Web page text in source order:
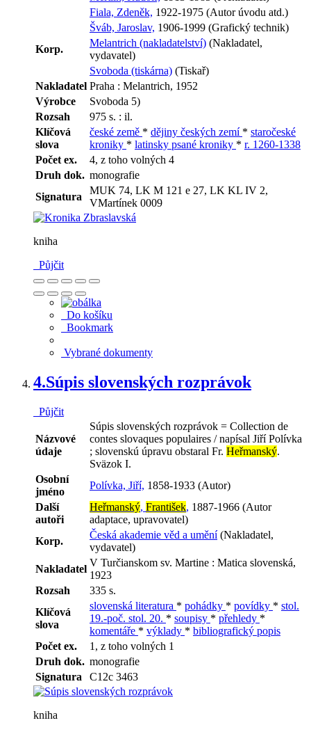
Fiala, Zdeněk, 1922-1975 (Autor úvodu atd.)
Šváb, Jaroslav, 1906-1999 (Grafický technik)
Korp.
Melantrich (nakladatelství) (Nakladatel,
vydavatel)
Svoboda (tiskárna) (Tiskař)
Nakladatel Praha : Melantrich, 1952
Výrobce
Svoboda 5)
Rozsah
975 s. : il.
Klíčová
slova
české země * dějiny českých zemí * staročeské
kroniky * latinsky psané kroniky * r. 1260-1338
Počet ex.
4, z toho volných 4
Druh dok. monografie
Signatura
MUK 74, LK M 121 e 27, LK KL IV 2,
VMartínek 0009
kniha
Půjčit
Do košíku
Bookmark
Vybrané dokumenty
4.Súpis slovenských rozprávok
Půjčit
Názvové
údaje
Súpis slovenských rozprávok = Collection de
contes slovaques populaires / napísal Jiří Polívka
; slovenskú úpravu obstaral Fr. Heřmanský.
Sväzok I.
Osobní
jméno
Polívka, Jiří, 1858-1933 (Autor)
Další
autoři
Heřmanský, František, 1887-1966 (Autor
adaptace, upravovatel)
Korp.
Česká akademie věd a umění(Nakladatel,
vydavatel)
Nakladatel
V Turčianskom sv. Martine : Matica slovenská,
1923
Rozsah
335 s.
Klíčová
slova
slovenská literatura * pohádky * povídky * stol.
19.-poč. stol. 20. * soupisy * přehledy *
komentáře * výklady * bibliografický popis
Počet ex.
1, z toho volných 1
Druh dok. monografie
Signatura
C12c 3463
kniha